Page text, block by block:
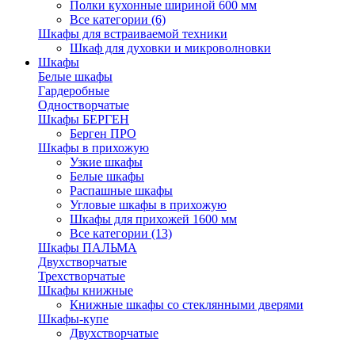
Полки кухонные шириной 600 мм
Все категории (6)
Шкафы для встраиваемой техники
Шкаф для духовки и микроволновки
Шкафы
Белые шкафы
Гардеробные
Одностворчатые
Шкафы БЕРГЕН
Берген ПРО
Шкафы в прихожую
Узкие шкафы
Белые шкафы
Распашные шкафы
Угловые шкафы в прихожую
Шкафы для прихожей 1600 мм
Все категории (13)
Шкафы ПАЛЬМА
Двухстворчатые
Трехстворчатые
Шкафы книжные
Книжные шкафы со стеклянными дверями
Шкафы-купе
Двухстворчатые